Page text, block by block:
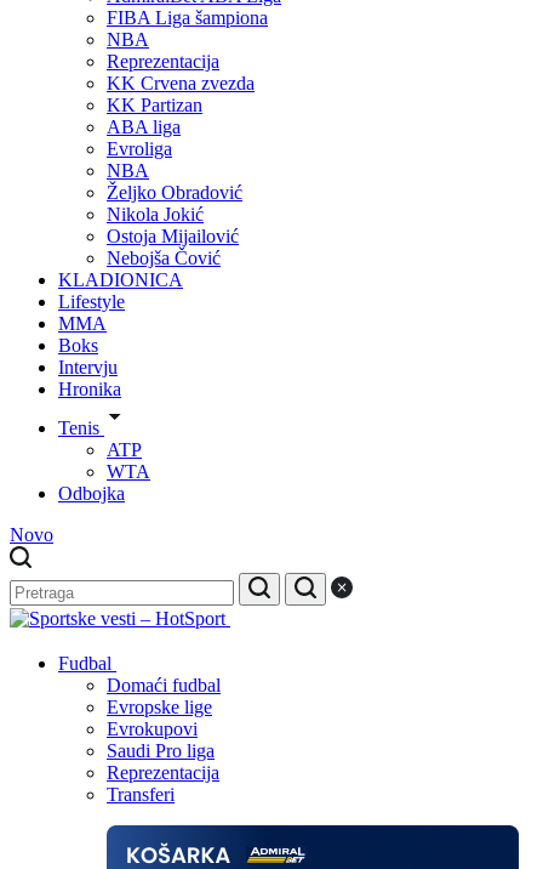
FIBA Liga šampiona
NBA
Reprezentacija
KK Crvena zvezda
KK Partizan
ABA liga
Evroliga
NBA
Željko Obradović
Nikola Jokić
Ostoja Mijailović
Nebojša Čović
KLADIONICA
Lifestyle
MMA
Boks
Intervju
Hronika
Tenis
ATP
WTA
Odbojka
Novo
Fudbal
Domaći fudbal
Evropske lige
Evrokupovi
Saudi Pro liga
Reprezentacija
Transferi